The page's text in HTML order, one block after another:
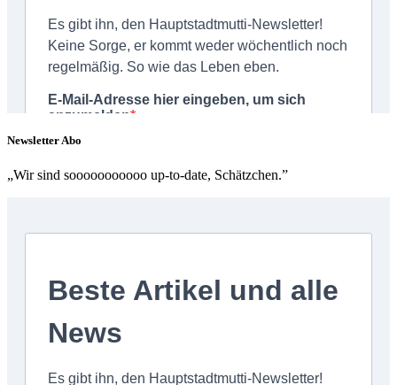
Newsletter Abo
„Wir sind sooooooooooo up-to-date, Schätzchen.”